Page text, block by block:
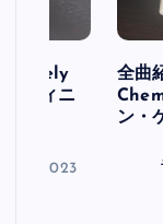
フィニ
30, 2023
全曲
ン・